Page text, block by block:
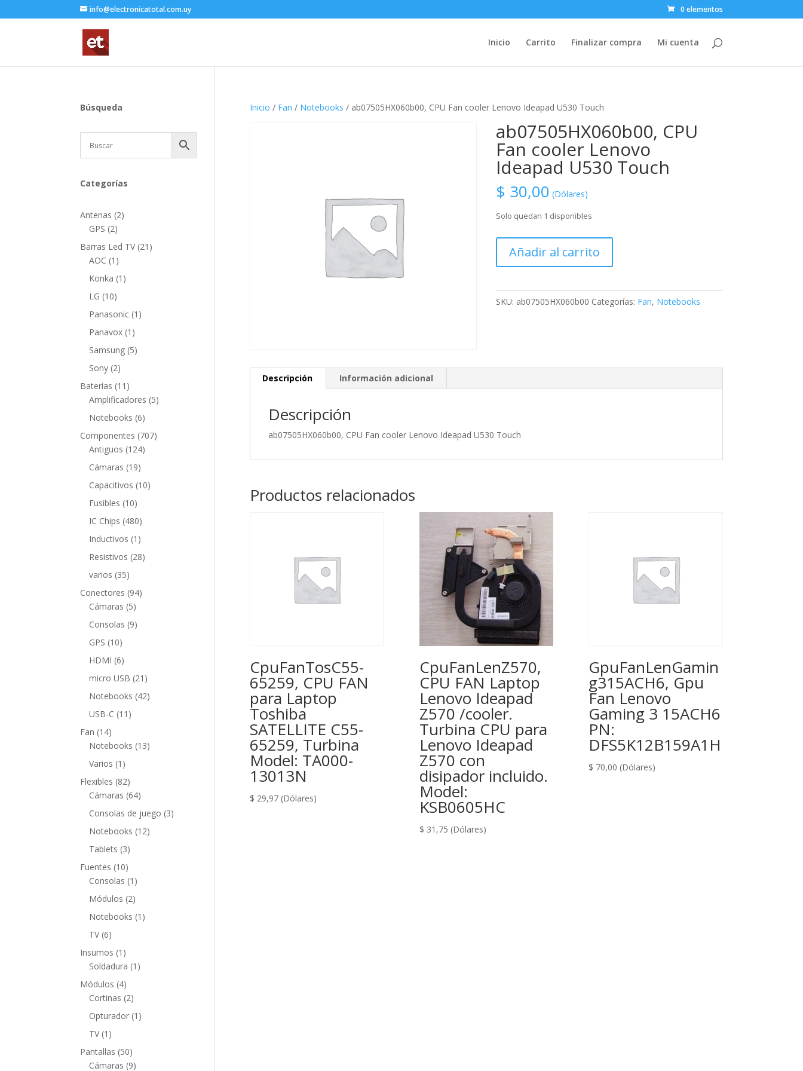
info@electronicatotal.com.uy 0 elementos
Inicio Carrito Finalizar compra Mi cuenta
Inicio / Fan / Notebooks / ab07505HX060b00, CPU Fan cooler Lenovo Ideapad U530 Touch
ab07505HX060b00, CPU
Fan cooler Lenovo
Ideapad U530 Touch
$ 30,00 (Dólares)
Solo quedan 1 disponibles
CPU
Fan
Lenovo
Añadir al carrito
SKU: ab07505HX060b00 Categorías: Fan, Notebooks
Descripción Información adicional
Descripción
ab07505HX060b00, CPU Fan cooler Lenovo Ideapad U530 Touch
Productos relacionados
CpuFanTosC55-
65259, CPU FAN
para Laptop
Toshiba
SATELLITE C55-
65259, Turbina
Model: TA000-
13013N
$ 29,97 (Dólares)
CpuFanLenZ570,
CPU FAN Laptop
Lenovo Ideapad
Z570 /cooler.
Turbina CPU para
Lenovo Ideapad
Z570 con
disipador incluido.
Model:
KSB0605HC
$ 31,75 (Dólares)
GpuFanLenGamin
g315ACH6, Gpu
Fan Lenovo
Gaming 3 15ACH6
PN:
DFS5K12B159A1H
$ 70,00 (Dólares)
Búsqueda
Categorías
Antenas 22
GPS 22
productos
Barras Led TV 21 21
AOC 1 1
producto
Konka 1 1
LG 1010
productos
Panasonic 1 1
Panavox 1 1
producto
Samsung 55
Sony 22
productos
Baterías 11 11
productos
Amplificadores 55
Notebooks 66
productos
Componentes 707707
Antiguos 124124
Cámaras 1919
productos
Capacitivos 1010
Fusibles 1010
productos
IC Chips 480480
productos
Inductivos 1 1
producto
Resistivos 2828
varios 3535
productos
Conectores 9494
Cámaras 55
productos
Consolas 99
GPS 1010
productos
HDMI 66
productos
micro USB 21 21
productos
Notebooks 4242
USB-C 11 11
Fan 1414
productos
Notebooks 1313
Varios 1 1
producto
Flexibles 8282
productos
Cámaras 6464
productos
Consolas de juego 33
Notebooks 1212
Tablets 33
productos
Fuentes 1010
productos
Consolas 1 1
producto
Módulos 22
productos
Notebooks 1 1
TV 66
productos
Insumos 1 1
producto
Soldadura 1 1
Módulos 44
productos
Cortinas 22
productos
Opturador 1 1
TV 1 1
producto
Pantallas 5050
productos
Cámaras 99